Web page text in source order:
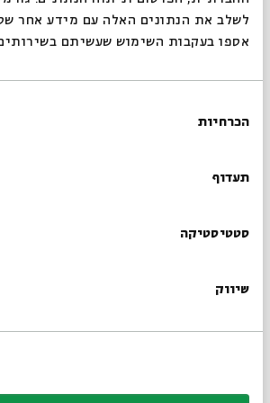
לשלב את הנתונים האלה עם מידע אחר
אספו בעקבות השימוש שעשיתם
הסכמה
הכרחיות
תעדוף
סטטיסטיקה
שיווק
CHAI’s programs!
for our newsletter!